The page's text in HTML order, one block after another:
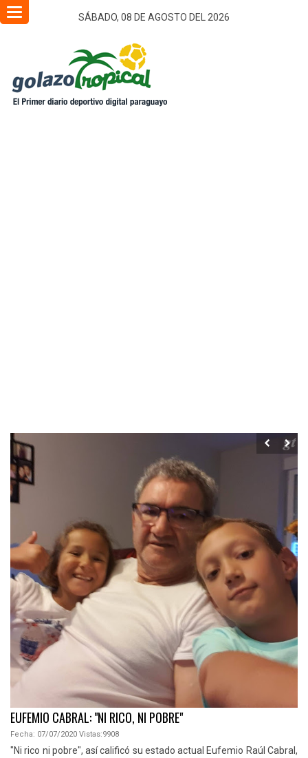
SÁBADO, 08 DE AGOSTO DEL 2026
Toggle
navigation
PARAGUAY VUELVE A UN MUNDIAL, TRAS LARGOS 16 AÑOS
Fecha:04/09/2025Vistas:
La selección paraguaya logró su clasificación al Mundial 2026,